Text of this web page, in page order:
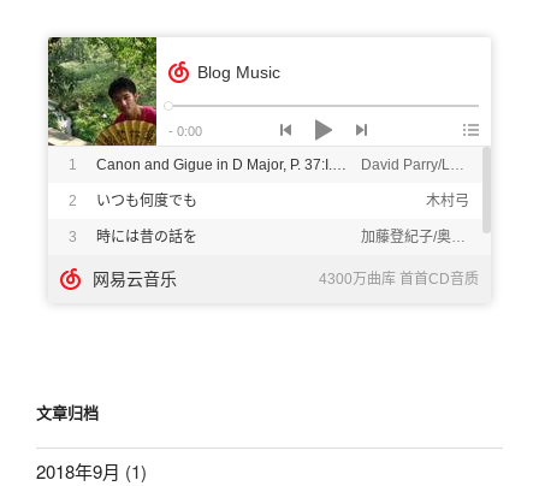
文章归档
2018年9月 (1)